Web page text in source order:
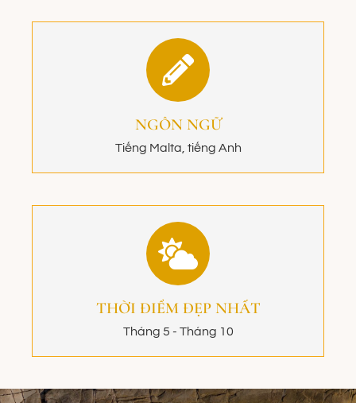
NGÔN NGỮ
Tiếng Malta, tiếng Anh
THỜI ĐIỂM ĐẸP NHẤT
Tháng 5 - Tháng 10